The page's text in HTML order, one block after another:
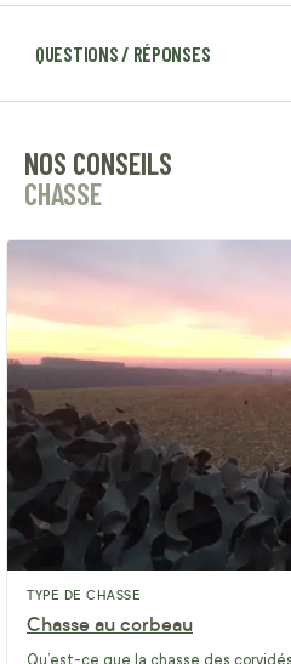
QUESTIONS / RÉPONSES
NOS CONSEILS
CHASSE
TYPE DE CHASSE
Chasse au corbeau